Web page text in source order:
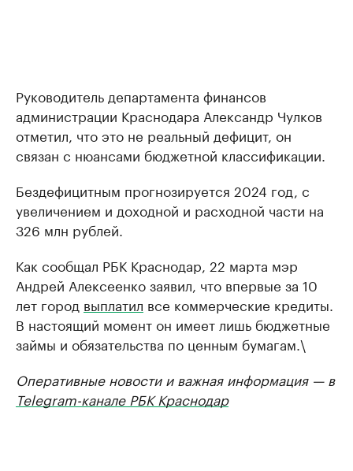
Руководитель департамента финансов
администрации Краснодара Александр Чулков
отметил, что это не реальный дефицит, он
связан с нюансами бюджетной классификации.
Бездефицитным прогнозируется 2024 год, с
увеличением и доходной и расходной части на
326 млн рублей.
Как сообщал РБК Краснодар, 22 марта мэр
Андрей Алексеенко заявил, что впервые за 10
лет город выплатил все коммерческие кредиты.
В настоящий момент он имеет лишь бюджетные
займы и обязательства по ценным бумагам.\
Оперативные новости и важная информация — в
Telegram-канале РБК Краснодар